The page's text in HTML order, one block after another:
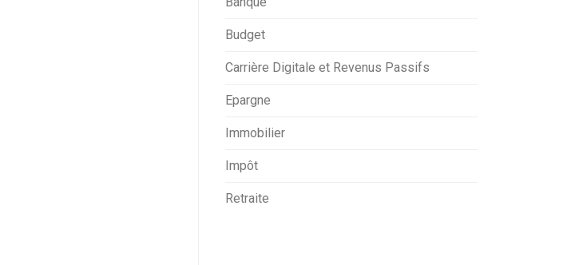
Budget
Carrière Digitale et Revenus Passifs
Epargne
Immobilier
Impôt
Retraite